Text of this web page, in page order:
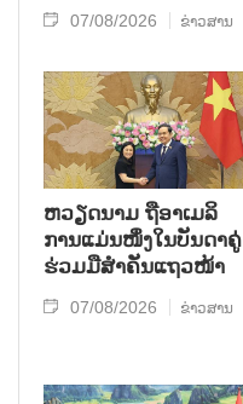
07/08/2026 ຂ່າວສານ
ຫ​ວຽດ​ນາມ ຖື​ອາ​ເມ​ລິ​
ການ​ແມ່ນ​ໜຶ່ງ​ໃນ​ບັນ​ດາ​ຄູ່​
ຮ່ວມ​ມື​ສຳ​ຄັນ​ແຖວ​ໜ້າ
07/08/2026 ຂ່າວສານ